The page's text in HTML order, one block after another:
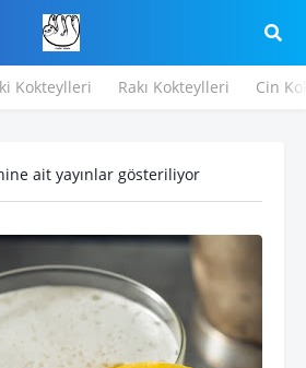
Kokteylleri Rakı Kokteylleri Cin
ait yayınlar gösteriliyor